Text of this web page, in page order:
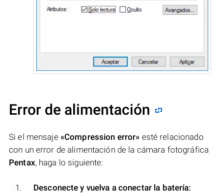
Error de alimentación
Si el mensaje «Compression error» esté relacionado
con un error de alimentación de la cámara fotográfica
Pentax, haga lo siguiente:
Desconecte y vuelva a conectar la batería: